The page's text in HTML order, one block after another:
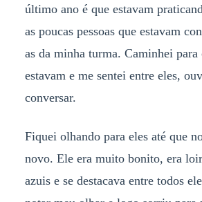
último ano é que estavam
as poucas pessoas que estavam
as da minha turma. Caminhei para
estavam e me sentei entre eles,
conversar.
Fiquei olhando para eles até que
novo. Ele era muito bonito, era
azuis e se destacava entre todos